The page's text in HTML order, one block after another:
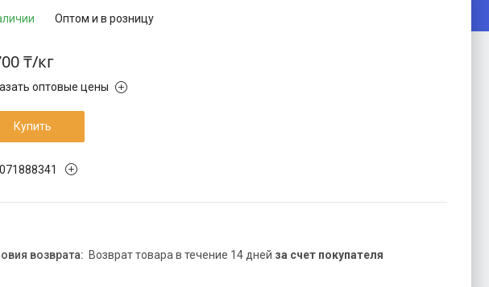
Оптом и в розницу
₸/кг
оптовые цены
Купить
возврат товара в течение 14 дней за счет покупателя